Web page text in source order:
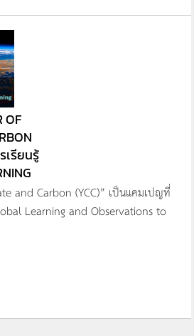
OF
เรียนรู้
and Carbon (YCC)” เป็นแคมเปญที่
Learning and Observations to